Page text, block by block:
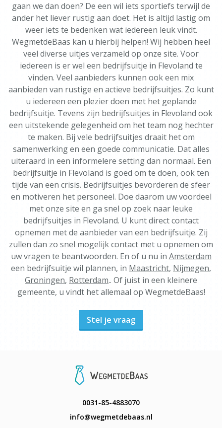
gaan we dan doen? De een wil iets sportiefs terwijl de
ander het liever rustig aan doet. Het is altijd lastig om
weer iets te bedenken wat iedereen leuk vindt.
WegmetdeBaas kan u hierbij helpen! Wij hebben heel
veel diverse uitjes verzameld op onze site. Voor
iedereen is er wel een bedrijfsuitje in Flevoland te
vinden. Veel aanbieders kunnen ook een mix
aanbieden van rustige en actieve bedrijfsuitjes. Zo kunt
u iedereen een plezier doen met het geplande
bedrijfsuitje. Tevens zijn bedrijfsuitjes in Flevoland ook
een uitstekende gelegenheid om het team nog hechter
te maken. Bij vele bedrijfsuitjes draait het om
samenwerking en een goede communicatie. Dat alles
uiteraard in een informelere setting dan normaal. Een
bedrijfsuitje in Flevoland is goed om te doen, ook ten
tijde van een crisis. Bedrijfsuitjes bevorderen de sfeer
en motiveren het personeel. Doe daarom uw voordeel
met onze site en ga snel op zoek naar leuke
bedrijfsuitjes in Flevoland. U kunt direct contact
opnemen met de aanbieder van een bedrijfsuitje. Zij
zullen dan zo snel mogelijk contact met u opnemen om
uw vragen te beantwoorden. En of u nu in Amsterdam
een bedrijfsuitje wil plannen, in Maastricht, Nijmegen,
Groningen, Rotterdam.. Of juist in een kleinere
gemeente, u vindt het allemaal op WegmetdeBaas!
Stel je vraag
0031-85-4883070
info@wegmetdebaas.nl